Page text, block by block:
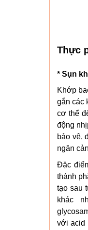
Thực
* Sụn
Khớp
gắn các
cơ thể
động
bảo vệ,
ngăn
Đặc
thành
tạo sau
khác
với acid